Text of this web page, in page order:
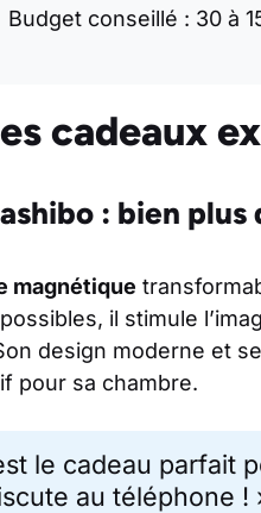
Budget conseillé : 30 à
cadeaux
: bien plus
magnétique
il stimule
design moderne et
pour sa chambre.
le cadeau parfait
au téléphone !